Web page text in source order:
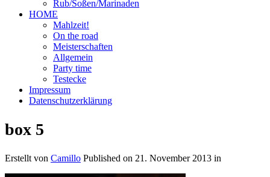
Rub/Soßen/Marinaden
HOME
Mahlzeit!
On the road
Meisterschaften
Allgemein
Party time
Testecke
Impressum
Datenschutzerklärung
box 5
Erstellt von Camillo Published on 21. November 2013 in